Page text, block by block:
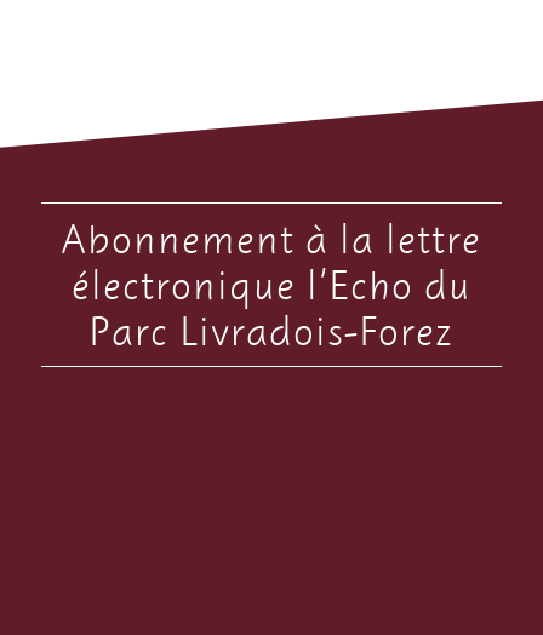
Abonnement à la lettre
électronique l’Echo du
Parc Livradois-Forez